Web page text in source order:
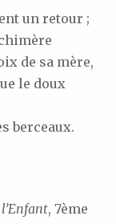
un retour ;
de sa mère,
le doux
berceaux.
, 7ème